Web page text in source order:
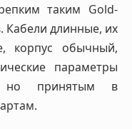
таким Gold-
Кабели длинные, их
корпус обычный,
параметры
но принятым в